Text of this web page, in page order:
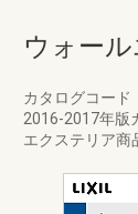
ウォー
カタログコード
2016-2017年版
エクステリア商